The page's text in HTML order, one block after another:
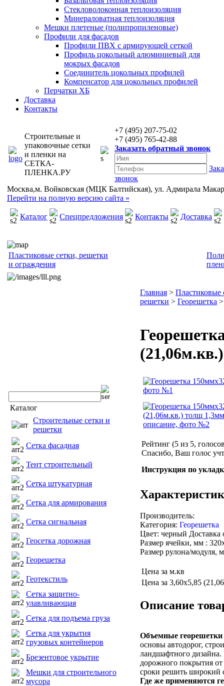
Стекловолоконная теплоизоляция
Минераловатная теплоизоляция
Мешки плетеные (полипропиленовые)
Профили для фасадов
Профили ПВХ с армирующей сеткой
Профиль цокольный алюминиевый для
мокрых фасадов
Соединитель цокольных профилей
Компенсатор для цокольных профилей
Перчатки ХБ
Доставка
Контакты
Строительные и
упаковочные сетки
и пленки на
СЕТКА-
ПЛЕНКА.РУ
+7 (495) 207-75-02
+7 (495) 765-42-88
Заказать обратный звонок
звонок
Москва,м. Войковская (МЦК Балтийская), ул. Адмирала
Перейти на полную версию сайта »
Каталог Спецпредложения Контакты Доставка
Пластиковые сетки, решетки
и ограждения
Каталог
Строительные сетки и
решетки
Сетка фасадная
Тент строительный
Сетка штукатурная
Сетка для армирования
Сетка сигнальная
Геосетка дорожная
Георешетка
Геотекстиль
Сетка защитно-
улавливающая
Сетка для подъема груза
Сетка для укрытия
грузовых контейнеров
Брезентовое укрытие
Мешки для строительного
мусора
Главная > Пластиковые
решетки > Георешетка
Рейтинг (5 из 5,
Спасибо, Ваш голос
Инструкция по
Производитель:
Категория: Георешетка
Цвет: черный Доставка
Размер ячейки, мм :
Размер рулона/модуля,
Цена за м.кв
Цена за 3,60х5,85
Описание
Объемные георешетки
основы автодорог,
ландшафтного
дорожного покрытия
сроки решить широкий
Где же применяются